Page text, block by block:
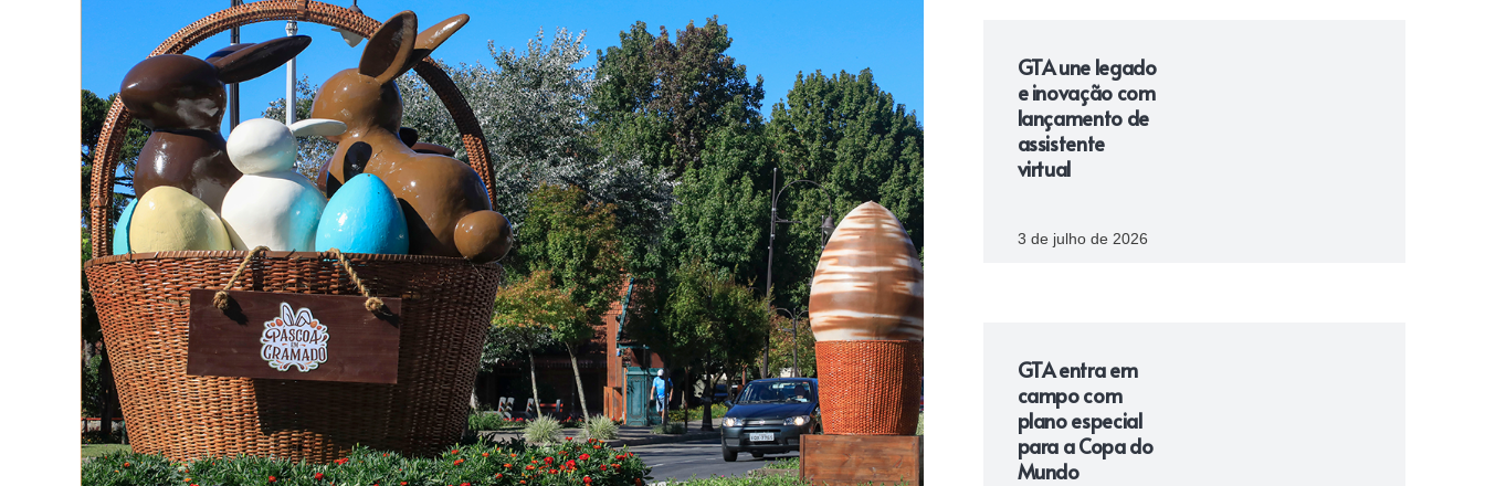
GTA une legado
e inovação com
lançamento de
assistente
virtual
3 de julho de 2026
GTA entra em
campo com
plano especial
para a Copa do
Mundo